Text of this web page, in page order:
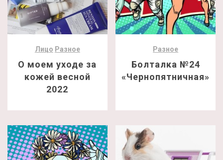
Лицо Разное
О моем уходе за
кожей весной
2022
Разное
Болталка №24
«Чернопятничная»